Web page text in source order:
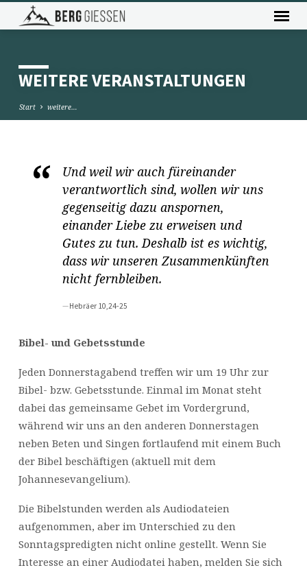
WEITERE VERANSTALTUNGEN
Start weitere…
WEITERE
VERANSTALTUNGEN
Und weil wir auch füreinander
verantwortlich sind, wollen wir uns
gegenseitig dazu anspornen,
einander Liebe zu erweisen und
Gutes zu tun. Deshalb ist es wichtig,
dass wir unseren Zusammenkünften
nicht fernbleiben.
Hebräer 10,24-25
Bibel- und Gebetsstunde
Jeden Donnerstagabend treffen wir um 19 Uhr zur
Bibel- bzw. Gebetsstunde. Einmal im Monat steht
dabei das gemeinsame Gebet im Vordergrund,
während wir uns an den anderen Donnerstagen
neben Beten und Singen fortlaufend mit einem Buch
der Bibel beschäftigen (aktuell mit dem
Johannesevangelium).
Die Bibelstunden werden als Audiodateien
aufgenommen, aber im Unterschied zu den
Sonntagspredigten nicht online gestellt. Wenn Sie
Interesse an einer Audiodatei haben, melden Sie sich